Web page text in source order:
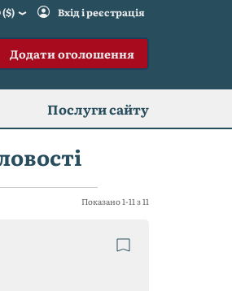
Вхід і реєстрація
Додати оголошення
Послуги сайту
Показано 1-11 з 11